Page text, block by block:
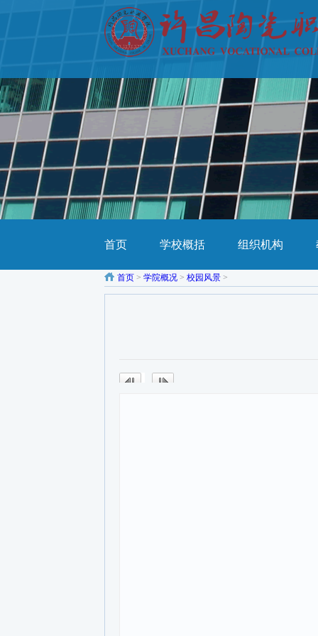
首页 学校概括 组织机构
首页 > 学院概况 > 校园风景 >